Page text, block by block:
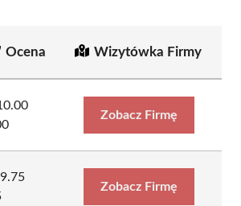
Ocena Wizytówka Firmy
Zobacz Firmę
9.75
Zobacz Firmę